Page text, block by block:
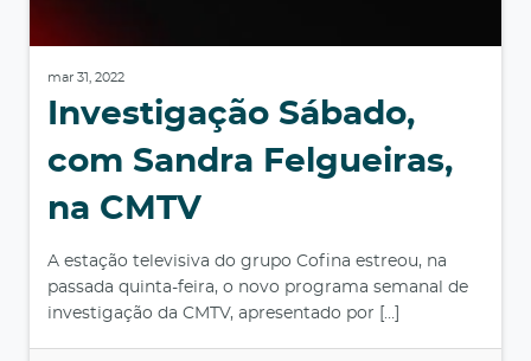
mar 31, 2022
Investigação Sábado,
com Sandra Felgueiras,
na CMTV
A estação televisiva do grupo Cofina estreou, na
passada quinta-feira, o novo programa semanal de
investigação da CMTV, apresentado por […]